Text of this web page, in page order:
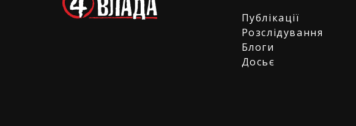
Публікації
Розслідування
Блоги
Досьє